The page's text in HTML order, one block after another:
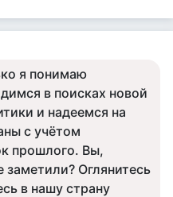
я понимаю
в поисках новой
и надеемся на
с учётом
прошлого. Вы,
Оглянитесь
в нашу страну